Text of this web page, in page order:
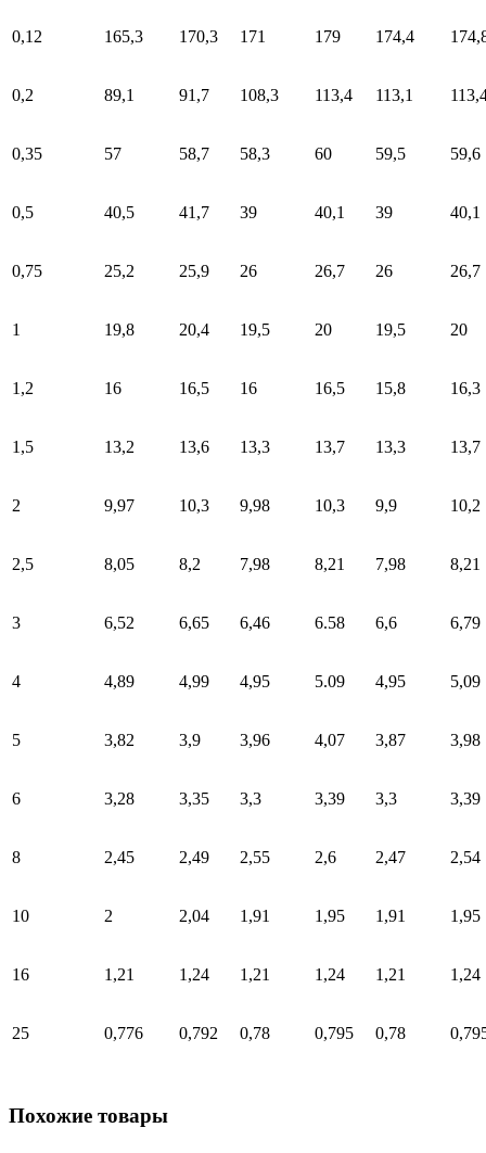
0,12 165,3 170,3 171 179 174,4
0,2 89,1 91,7 108,3 113,4 113,1
0,35 57 58,7 58,3 60 59,5 59,6
0,5 40,5 41,7 39 40,1 39 40,1
0,75 25,2 25,9 26 26,7 26 26,7
1 19,8 20,4 19,5 20 19,5 20
1,2 16 16,5 16 16,5 15,8 16,3
1,5 13,2 13,6 13,3 13,7 13,3 13,7
2 9,97 10,3 9,98 10,3 9,9 10,2
2,5 8,05 8,2 7,98 8,21 7,98 8,21
3 6,52 6,65 6,46 6.58 6,6 6,79
4 4,89 4,99 4,95 5.09 4,95 5,09
5 3,82 3,9 3,96 4,07 3,87 3,98
6 3,28 3,35 3,3 3,39 3,3 3,39
8 2,45 2,49 2,55 2,6 2,47 2,54
10 2 2,04 1,91 1,95 1,91 1,95
16 1,21 1,24 1,21 1,24 1,21 1,24
25 0,776 0,792 0,78 0,795 0,78
Похожие товары